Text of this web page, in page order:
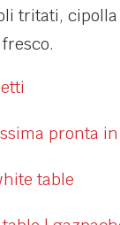
tritati, cipolla